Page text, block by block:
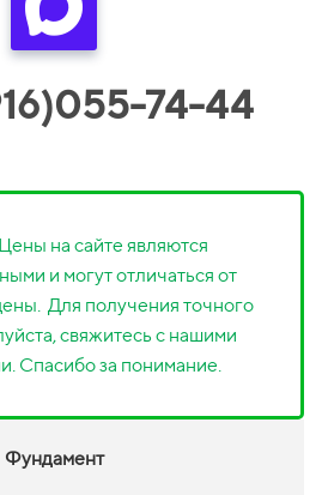
74-44
Цены на сайте являются
и могут отличаться от
Для получения точного
свяжитесь с нашими
Спасибо за понимание.
Фундамент